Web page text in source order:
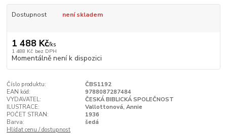
Dostupnost není skladem
1 488 Kč/ks
1 488 Kč bez DPH
Momentálně není k dispozici
Číslo produktu:
ČBS1192
EAN kód:
9788087287484
VYDAVATEL:
ČESKÁ BIBLICKÁ SPOLEČNOST
ILUSTRACE:
Vallottonová, Annie
POČET STRAN:
1936
Barva:
šedá
Hlídat cenu / dostupnost